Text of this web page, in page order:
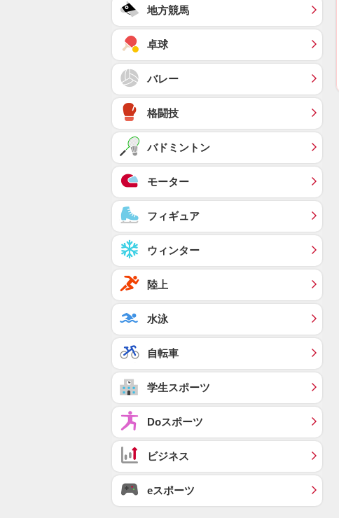
地方競馬
卓球
バレー
格闘技
バドミントン
モーター
フィギュア
ウィンター
陸上
水泳
自転車
学生スポーツ
Doスポーツ
ビジネス
eスポーツ